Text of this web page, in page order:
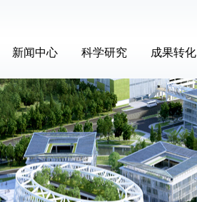
新闻中心 科学研究 成果转化